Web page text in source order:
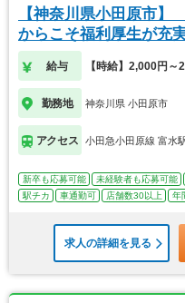
【神奈川県小田原市
からこそ福利厚生が充
給与 【時給】2,000円～
勤務地 神奈川県 小田原市
アクセス 小田急小田原線 富水
新卒も応募可能 未経験者も応募可能
駅チカ
車通勤可 店舗数30以上 年
求人の詳細を見る